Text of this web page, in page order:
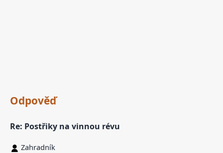
Odpověď
Re: Postřiky na vinnou révu
Zahradník